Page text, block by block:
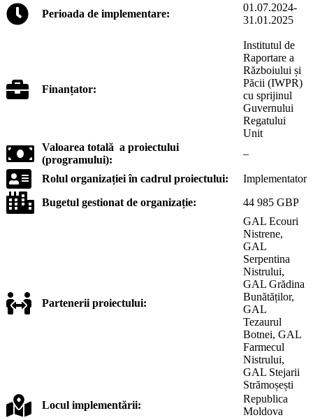
Perioada de implementare:
01.07.2024-
31.01.2025
Finanțator:
Institutul de
Raportare a
Războiului și
Păcii (IWPR)
cu sprijinul
Guvernului
Regatului
Unit
Valoarea totală a proiectului
(programului):
–
Rolul organizației în cadrul proiectului:
Implementator
Bugetul gestionat de organizație:
44 985 GBP
Partenerii proiectului:
GAL Ecouri
Nistrene,
GAL
Serpentina
Nistrului,
GAL Grădina
Bunătăților,
GAL
Tezaurul
Botnei, GAL
Farmecul
Nistrului,
GAL Stejarii
Strămoșești
Locul implementării:
Republica
Moldova